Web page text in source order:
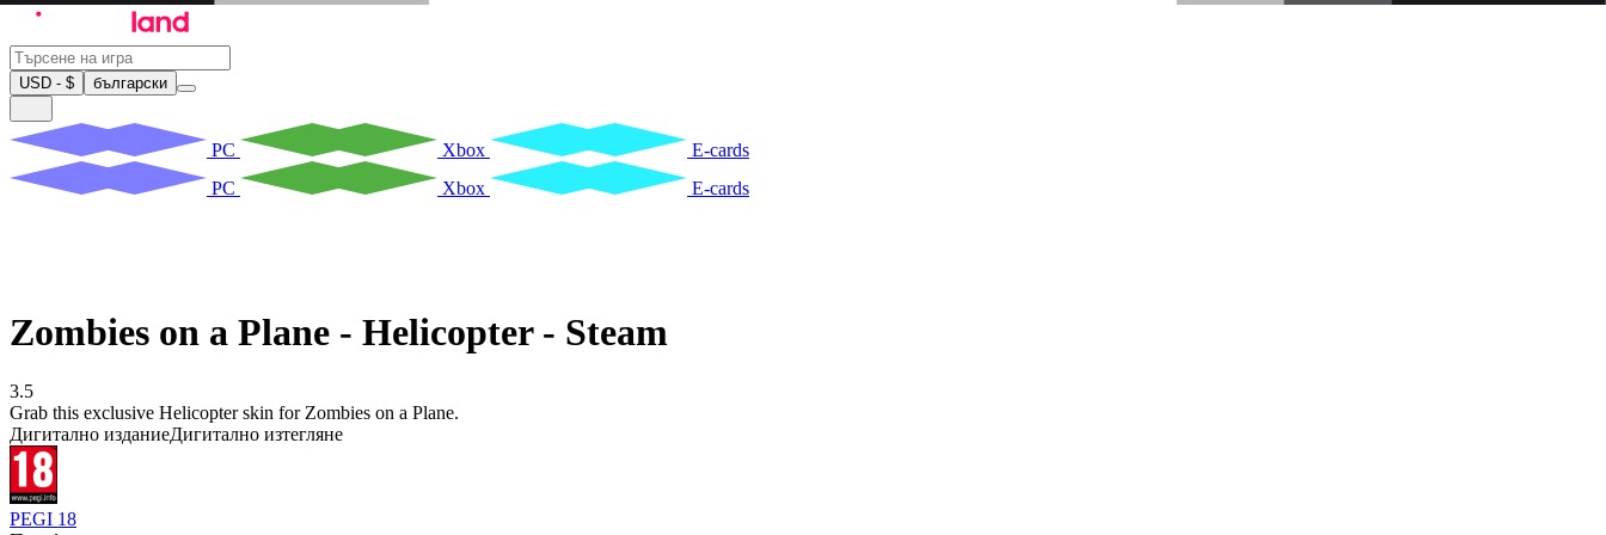
USD - $ български
PC Xbox
E-cards
PC
Xbox E-cards
Zombies on a Plane - Helicopter - Steam
3.5
Grab this exclusive Helicopter skin for Zombies on a Plane.
Дигитално изданиеДигитално изтегляне
PEGI 18